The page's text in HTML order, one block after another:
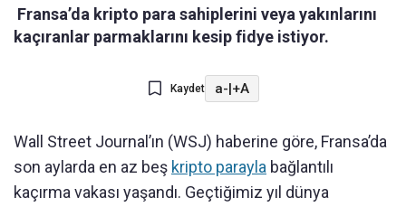
Fransa’da kripto para sahiplerini veya yakınlarını
kaçıranlar parmaklarını kesip fidye istiyor.
Kaydet a-|+A
Wall Street Journal’ın (WSJ) haberine göre, Fransa’da
son aylarda en az beş kripto parayla bağlantılı
kaçırma vakası yaşandı. Geçtiğimiz yıl dünya